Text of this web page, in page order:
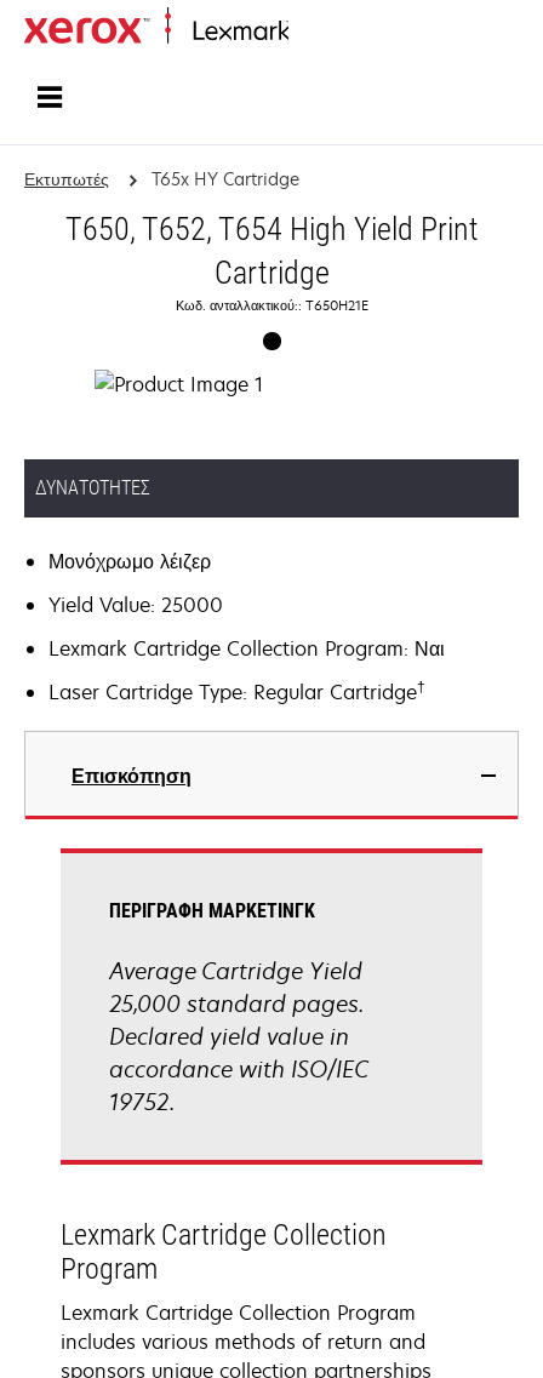
Εκτυπωτές T65x HY Cartridge
T650, T652, T654 High Yield Print
Cartridge
Κωδ. ανταλλακτικού:: T650H21E
ΔΥΝΑΤΌΤΗΤΕΣ
Μονόχρωμο λέιζερ
Yield Value: 25000
Lexmark Cartridge Collection Program: Ναι
Laser Cartridge Type: Regular Cartridge†
Επισκόπηση
ΠΕΡΙΓΡΑΦΉ ΜΆΡΚΕΤΙΝΓΚ
Average Cartridge Yield
25,000 standard pages.
Declared yield value in
accordance with ISO/IEC
19752.
Lexmark Cartridge Collection
Program
Lexmark Cartridge Collection Program
includes various methods of return and
sponsors unique collection partnerships